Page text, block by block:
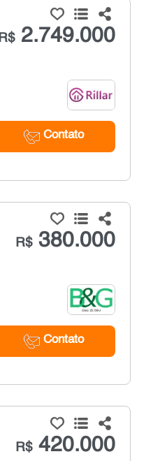
R$2.749.000
Contato
R$380.000
Contato
R$420.000